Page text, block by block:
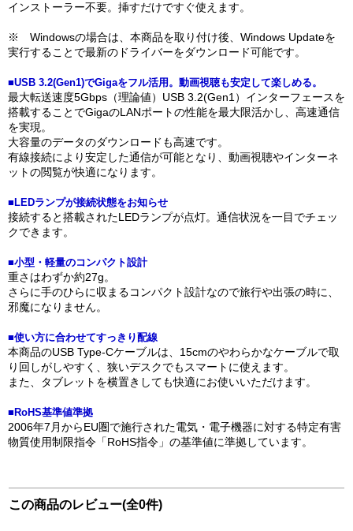
インストーラー不要。挿すだけですぐ使えます。
※ Windowsの場合は、本商品を取り付け後、Windows Updateを
実行することで最新のドライバーをダウンロード可能です。
■USB 3.2(Gen1)でGigaをフル活用。動画視聴も安定して楽しめる。
最大転送速度5Gbps（理論値）USB 3.2(Gen1）インターフェースを
搭載することでGigaのLANポートの性能を最大限活かし、高速通信
を実現。
大容量のデータのダウンロードも高速です。
有線接続により安定した通信が可能となり、動画視聴やインターネ
ットの閲覧が快適になります。
■LEDランプが接続状態をお知らせ
接続すると搭載されたLEDランプが点灯。通信状況を一目でチェッ
クできます。
■小型・軽量のコンパクト設計
重さはわずか約27g。
さらに手のひらに収まるコンパクト設計なので旅行や出張の時に、
邪魔になりません。
■使い方に合わせてすっきり配線
本商品のUSB Type-Cケーブルは、15cmのやわらかなケーブルで取
り回しがしやすく、狭いデスクでもスマートに使えます。
また、タブレットを横置きしても快適にお使いいただけます。
■RoHS基準値準拠
2006年7月からEU圏で施行された電気・電子機器に対する特定有害
物質使用制限指令「RoHS指令」の基準値に準拠しています。
この商品のレビュー(全0件)